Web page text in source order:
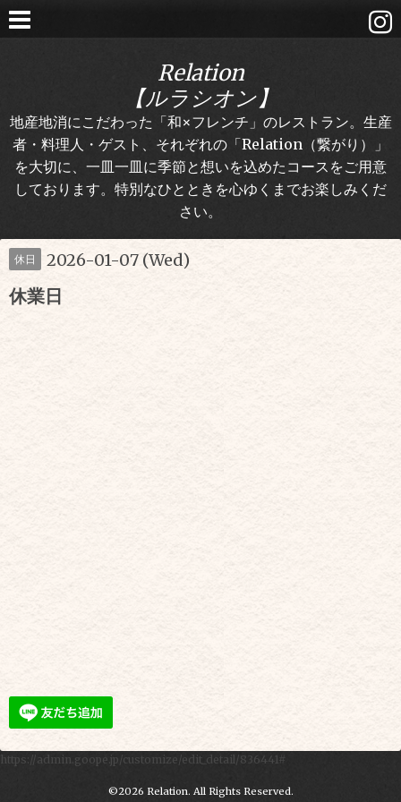
Relation
【ルラシオン】
地産地消にこだわった「和×フレンチ」のレストラン。生産
者・料理人・ゲスト、それぞれの「Relation（繋がり）」
を大切に、一皿一皿に季節と想いを込めたコースをご用意
しております。特別なひとときを心ゆくまでお楽しみくだ
さい。
休日 2026-01-07 (Wed)
休業日
https://admin.goope.jp/customize/edit_detail/836441#
©2026 Relation. All Rights Reserved.